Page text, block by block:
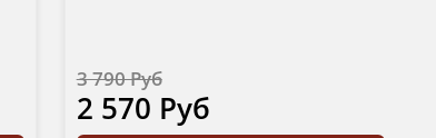
3 790 Руб
2 570 Руб